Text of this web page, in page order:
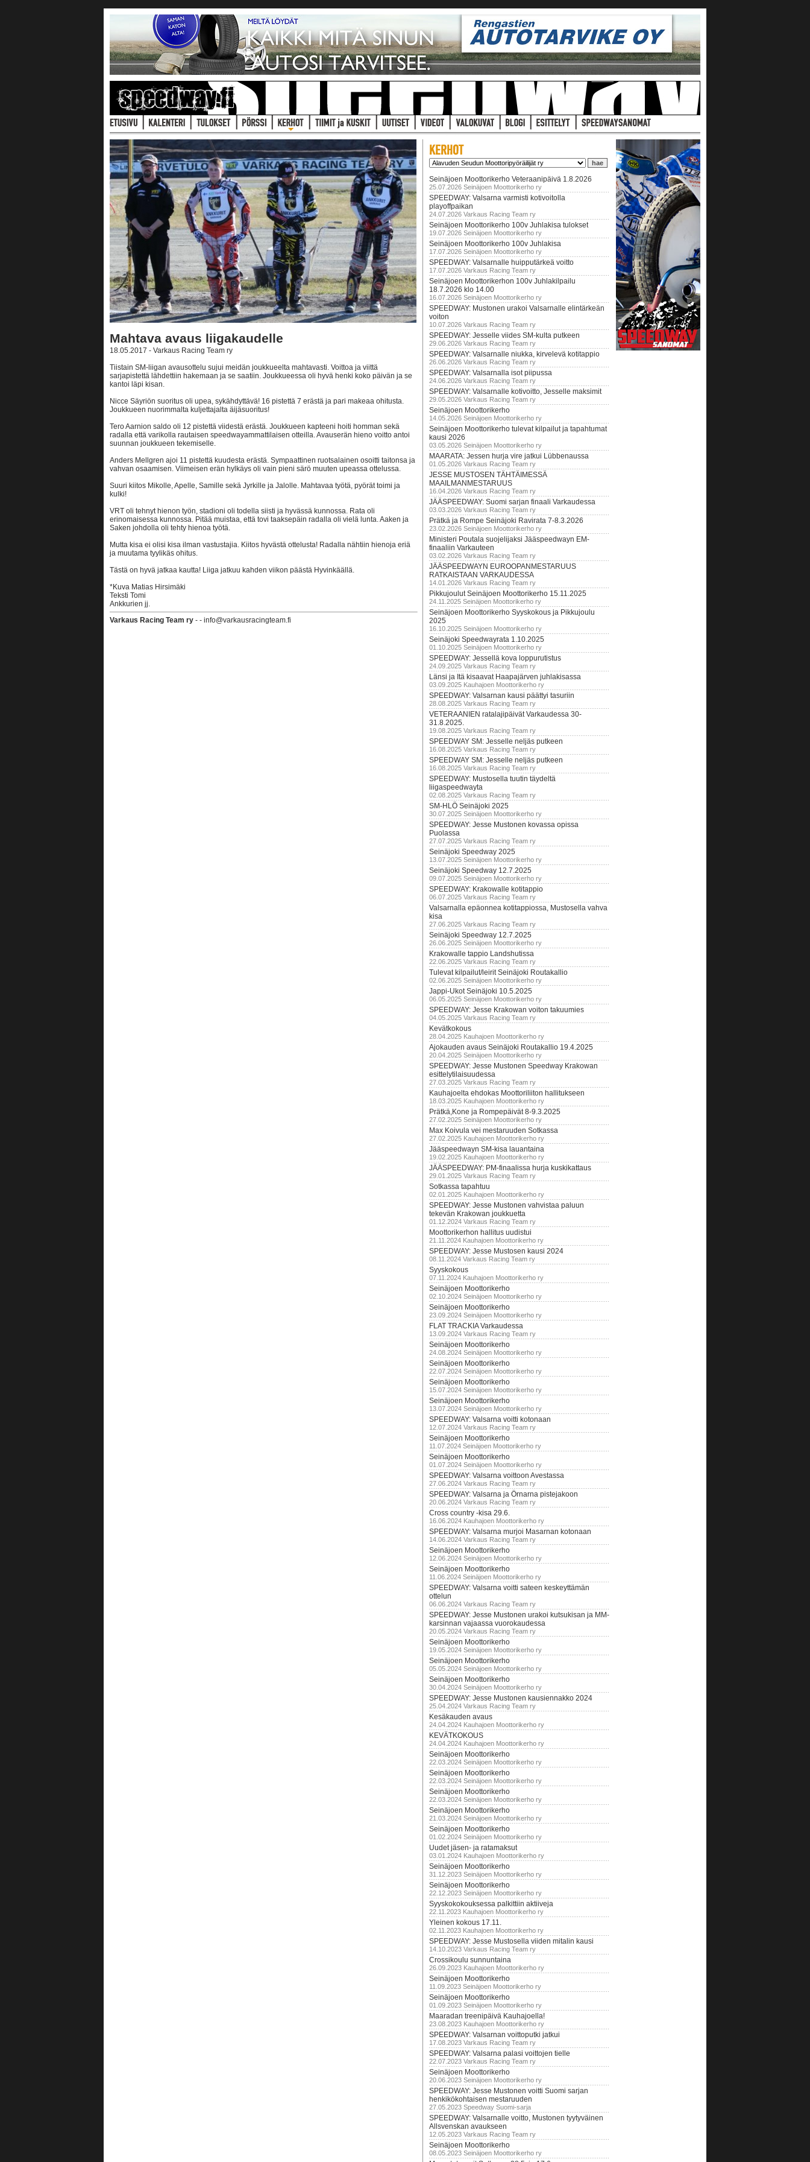
Mahtava avaus liigakaudelle
18.05.2017 - Varkaus Racing Team ry
Tiistain SM-liigan avausottelu sujui meidän joukkueelta mahtavasti. Voittoa ja viittä
sarjapistettä lähdettiin hakemaan ja se saatiin. Joukkueessa oli hyvä henki koko päivän ja se
kantoi läpi kisan.
Nicce Säyriön suoritus oli upea, sykähdyttävä! 16 pistettä 7 erästä ja pari makeaa ohitusta.
Joukkueen nuorimmalta kuljettajalta äijäsuoritus!
Tero Aarnion saldo oli 12 pistettä viidestä erästä. Joukkueen kapteeni hoiti homman sekä
radalla että varikolla rautaisen speedwayammattilaisen otteilla. Avauserän hieno voitto antoi
suunnan joukkueen tekemiselle.
Anders Mellgren ajoi 11 pistettä kuudesta erästä. Sympaattinen ruotsalainen osoitti taitonsa ja
vahvan osaamisen. Viimeisen erän hylkäys oli vain pieni särö muuten upeassa ottelussa.
Suuri kiitos Mikolle, Apelle, Samille sekä Jyrkille ja Jalolle. Mahtavaa työtä, pyörät toimi ja
kulki!
VRT oli tehnyt hienon työn, stadioni oli todella siisti ja hyvässä kunnossa. Rata oli
erinomaisessa kunnossa. Pitää muistaa, että tovi taaksepäin radalla oli vielä lunta. Aaken ja
Saken johdolla oli tehty hienoa työtä.
Mutta kisa ei olisi kisa ilman vastustajia. Kiitos hyvästä ottelusta! Radalla nähtiin hienoja eriä
ja muutama tyylikäs ohitus.
Tästä on hyvä jatkaa kautta! Liiga jatkuu kahden viikon päästä Hyvinkäällä.
*Kuva Matias Hirsimäki
Teksti Tomi
Ankkurien jj.
Varkaus Racing Team ry - - info@varkausracingteam.fi
Seinäjoen Moottorikerho Veteraanipäivä 1.8.2026
25.07.2026 Seinäjoen Moottorikerho ry
SPEEDWAY: Valsarna varmisti kotivoitolla
playoffpaikan
24.07.2026 Varkaus Racing Team ry
Seinäjoen Moottorikerho 100v Juhlakisa tulokset
19.07.2026 Seinäjoen Moottorikerho ry
Seinäjoen Moottorikerho 100v Juhlakisa
17.07.2026 Seinäjoen Moottorikerho ry
SPEEDWAY: Valsarnalle huipputärkeä voitto
17.07.2026 Varkaus Racing Team ry
Seinäjoen Moottorikerhon 100v Juhlakilpailu
18.7.2026 klo 14.00
16.07.2026 Seinäjoen Moottorikerho ry
SPEEDWAY: Mustonen urakoi Valsarnalle elintärkeän
voiton
10.07.2026 Varkaus Racing Team ry
SPEEDWAY: Jesselle viides SM-kulta putkeen
29.06.2026 Varkaus Racing Team ry
SPEEDWAY: Valsarnalle niukka, kirvelevä kotitappio
26.06.2026 Varkaus Racing Team ry
SPEEDWAY: Valsarnalla isot piipussa
24.06.2026 Varkaus Racing Team ry
SPEEDWAY: Valsarnalle kotivoitto, Jesselle maksimit
29.05.2026 Varkaus Racing Team ry
Seinäjoen Moottorikerho
14.05.2026 Seinäjoen Moottorikerho ry
Seinäjoen Moottorikerho tulevat kilpailut ja tapahtumat
kausi 2026
03.05.2026 Seinäjoen Moottorikerho ry
MAARATA: Jessen hurja vire jatkui Lübbenaussa
01.05.2026 Varkaus Racing Team ry
JESSE MUSTOSEN TÄHTÄIMESSÄ
MAAILMANMESTARUUS
16.04.2026 Varkaus Racing Team ry
JÄÄSPEEDWAY: Suomi sarjan finaali Varkaudessa
03.03.2026 Varkaus Racing Team ry
Prätkä ja Rompe Seinäjoki Ravirata 7-8.3.2026
23.02.2026 Seinäjoen Moottorikerho ry
Ministeri Poutala suojelijaksi Jääspeedwayn EM-
finaaliin Varkauteen
03.02.2026 Varkaus Racing Team ry
JÄÄSPEEDWAYN EUROOPANMESTARUUS
RATKAISTAAN VARKAUDESSA
14.01.2026 Varkaus Racing Team ry
Pikkujoulut Seinäjoen Moottorikerho 15.11.2025
24.11.2025 Seinäjoen Moottorikerho ry
Seinäjoen Moottorikerho Syyskokous ja Pikkujoulu
2025
16.10.2025 Seinäjoen Moottorikerho ry
Seinäjoki Speedwayrata 1.10.2025
01.10.2025 Seinäjoen Moottorikerho ry
SPEEDWAY: Jessellä kova loppurutistus
24.09.2025 Varkaus Racing Team ry
Länsi ja Itä kisaavat Haapajärven juhlakisassa
03.09.2025 Kauhajoen Moottorikerho ry
SPEEDWAY: Valsarnan kausi päättyi tasuriin
28.08.2025 Varkaus Racing Team ry
VETERAANIEN ratalajipäivät Varkaudessa 30-
31.8.2025.
19.08.2025 Varkaus Racing Team ry
SPEEDWAY SM: Jesselle neljäs putkeen
16.08.2025 Varkaus Racing Team ry
SPEEDWAY SM: Jesselle neljäs putkeen
16.08.2025 Varkaus Racing Team ry
SPEEDWAY: Mustosella tuutin täydeltä
liigaspeedwayta
02.08.2025 Varkaus Racing Team ry
SM-HLÖ Seinäjoki 2025
30.07.2025 Seinäjoen Moottorikerho ry
SPEEDWAY: Jesse Mustonen kovassa opissa
Puolassa
27.07.2025 Varkaus Racing Team ry
Seinäjoki Speedway 2025
13.07.2025 Seinäjoen Moottorikerho ry
Seinäjoki Speedway 12.7.2025
09.07.2025 Seinäjoen Moottorikerho ry
SPEEDWAY: Krakowalle kotitappio
06.07.2025 Varkaus Racing Team ry
Valsarnalla epäonnea kotitappiossa, Mustosella vahva
kisa
27.06.2025 Varkaus Racing Team ry
Seinäjoki Speedway 12.7.2025
26.06.2025 Seinäjoen Moottorikerho ry
Krakowalle tappio Landshutissa
22.06.2025 Varkaus Racing Team ry
Tulevat kilpailut/leirit Seinäjoki Routakallio
02.06.2025 Seinäjoen Moottorikerho ry
Jappi-Ukot Seinäjoki 10.5.2025
06.05.2025 Seinäjoen Moottorikerho ry
SPEEDWAY: Jesse Krakowan voiton takuumies
04.05.2025 Varkaus Racing Team ry
Kevätkokous
28.04.2025 Kauhajoen Moottorikerho ry
Ajokauden avaus Seinäjoki Routakallio 19.4.2025
20.04.2025 Seinäjoen Moottorikerho ry
SPEEDWAY: Jesse Mustonen Speedway Krakowan
esittelytilaisuudessa
27.03.2025 Varkaus Racing Team ry
Kauhajoelta ehdokas Moottoriliiton hallitukseen
18.03.2025 Kauhajoen Moottorikerho ry
Prätkä,Kone ja Rompepäivät 8-9.3.2025
27.02.2025 Seinäjoen Moottorikerho ry
Max Koivula vei mestaruuden Sotkassa
27.02.2025 Kauhajoen Moottorikerho ry
Jääspeedwayn SM-kisa lauantaina
19.02.2025 Kauhajoen Moottorikerho ry
JÄÄSPEEDWAY: PM-finaalissa hurja kuskikattaus
29.01.2025 Varkaus Racing Team ry
Sotkassa tapahtuu
02.01.2025 Kauhajoen Moottorikerho ry
SPEEDWAY: Jesse Mustonen vahvistaa paluun
tekevän Krakowan joukkuetta
01.12.2024 Varkaus Racing Team ry
Moottorikerhon hallitus uudistui
21.11.2024 Kauhajoen Moottorikerho ry
SPEEDWAY: Jesse Mustosen kausi 2024
08.11.2024 Varkaus Racing Team ry
Syyskokous
07.11.2024 Kauhajoen Moottorikerho ry
Seinäjoen Moottorikerho
02.10.2024 Seinäjoen Moottorikerho ry
Seinäjoen Moottorikerho
23.09.2024 Seinäjoen Moottorikerho ry
FLAT TRACKIA Varkaudessa
13.09.2024 Varkaus Racing Team ry
Seinäjoen Moottorikerho
24.08.2024 Seinäjoen Moottorikerho ry
Seinäjoen Moottorikerho
22.07.2024 Seinäjoen Moottorikerho ry
Seinäjoen Moottorikerho
15.07.2024 Seinäjoen Moottorikerho ry
Seinäjoen Moottorikerho
13.07.2024 Seinäjoen Moottorikerho ry
SPEEDWAY: Valsarna voitti kotonaan
12.07.2024 Varkaus Racing Team ry
Seinäjoen Moottorikerho
11.07.2024 Seinäjoen Moottorikerho ry
Seinäjoen Moottorikerho
01.07.2024 Seinäjoen Moottorikerho ry
SPEEDWAY: Valsarna voittoon Avestassa
27.06.2024 Varkaus Racing Team ry
SPEEDWAY: Valsarna ja Örnarna pistejakoon
20.06.2024 Varkaus Racing Team ry
Cross country -kisa 29.6.
16.06.2024 Kauhajoen Moottorikerho ry
SPEEDWAY: Valsarna murjoi Masarnan kotonaan
14.06.2024 Varkaus Racing Team ry
Seinäjoen Moottorikerho
12.06.2024 Seinäjoen Moottorikerho ry
Seinäjoen Moottorikerho
11.06.2024 Seinäjoen Moottorikerho ry
SPEEDWAY: Valsarna voitti sateen keskeyttämän
ottelun
06.06.2024 Varkaus Racing Team ry
SPEEDWAY: Jesse Mustonen urakoi kutsukisan ja MM-
karsinnan vajaassa vuorokaudessa
20.05.2024 Varkaus Racing Team ry
Seinäjoen Moottorikerho
19.05.2024 Seinäjoen Moottorikerho ry
Seinäjoen Moottorikerho
05.05.2024 Seinäjoen Moottorikerho ry
Seinäjoen Moottorikerho
30.04.2024 Seinäjoen Moottorikerho ry
SPEEDWAY: Jesse Mustonen kausiennakko 2024
25.04.2024 Varkaus Racing Team ry
Kesäkauden avaus
24.04.2024 Kauhajoen Moottorikerho ry
KEVÄTKOKOUS
24.04.2024 Kauhajoen Moottorikerho ry
Seinäjoen Moottorikerho
22.03.2024 Seinäjoen Moottorikerho ry
Seinäjoen Moottorikerho
22.03.2024 Seinäjoen Moottorikerho ry
Seinäjoen Moottorikerho
22.03.2024 Seinäjoen Moottorikerho ry
Seinäjoen Moottorikerho
21.03.2024 Seinäjoen Moottorikerho ry
Seinäjoen Moottorikerho
01.02.2024 Seinäjoen Moottorikerho ry
Uudet jäsen- ja ratamaksut
03.01.2024 Kauhajoen Moottorikerho ry
Seinäjoen Moottorikerho
31.12.2023 Seinäjoen Moottorikerho ry
Seinäjoen Moottorikerho
22.12.2023 Seinäjoen Moottorikerho ry
Syyskokokouksessa palkittiin aktiiveja
22.11.2023 Kauhajoen Moottorikerho ry
Yleinen kokous 17.11.
02.11.2023 Kauhajoen Moottorikerho ry
SPEEDWAY: Jesse Mustosella viiden mitalin kausi
14.10.2023 Varkaus Racing Team ry
Crossikoulu sunnuntaina
26.09.2023 Kauhajoen Moottorikerho ry
Seinäjoen Moottorikerho
11.09.2023 Seinäjoen Moottorikerho ry
Seinäjoen Moottorikerho
01.09.2023 Seinäjoen Moottorikerho ry
Maaradan treenipäivä Kauhajoella!
23.08.2023 Kauhajoen Moottorikerho ry
SPEEDWAY: Valsarnan voittoputki jatkui
17.08.2023 Varkaus Racing Team ry
SPEEDWAY: Valsarna palasi voittojen tielle
22.07.2023 Varkaus Racing Team ry
Seinäjoen Moottorikerho
20.06.2023 Seinäjoen Moottorikerho ry
SPEEDWAY: Jesse Mustonen voitti Suomi sarjan
henkikökohtaisen mestaruuden
27.05.2023 Speedway Suomi-sarja
SPEEDWAY: Valsarnalle voitto, Mustonen tyytyväinen
Allsvenskan avaukseen
12.05.2023 Varkaus Racing Team ry
Seinäjoen Moottorikerho
08.05.2023 Seinäjoen Moottorikerho ry